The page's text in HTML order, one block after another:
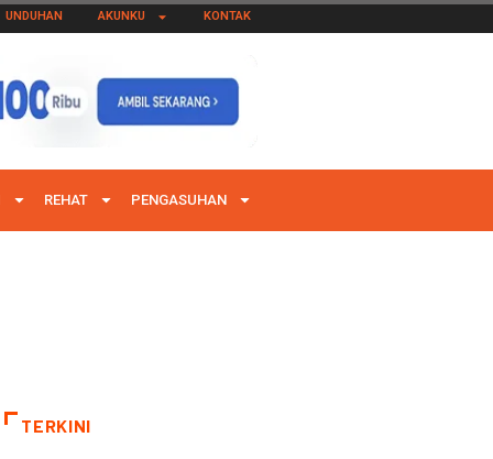
UNDUHAN AKUNKU KONTAK
REHAT PENGASUHAN
TERKINI